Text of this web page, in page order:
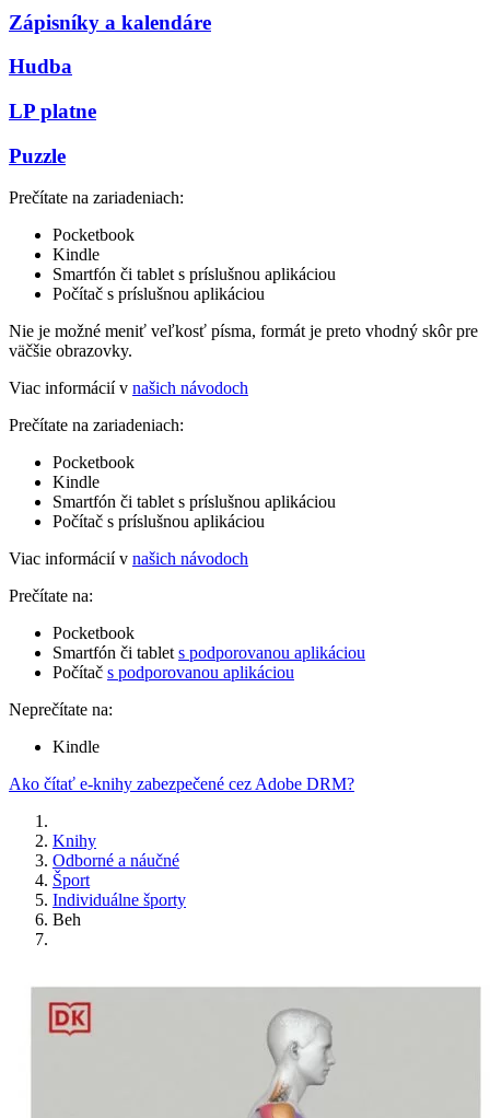
Zápisníky a kalendáre
Hudba
LP platne
Puzzle
Prečítate na zariadeniach:
Pocketbook
Kindle
Smartfón či tablet s príslušnou aplikáciou
Počítač s príslušnou aplikáciou
Nie je možné meniť veľkosť písma, formát je preto vhodný skôr pre
väčšie obrazovky.
Viac informácií v našich návodoch
Prečítate na zariadeniach:
Pocketbook
Kindle
Smartfón či tablet s príslušnou aplikáciou
Počítač s príslušnou aplikáciou
Viac informácií v našich návodoch
Prečítate na:
Pocketbook
Smartfón či tablet s podporovanou aplikáciou
Počítač s podporovanou aplikáciou
Neprečítate na:
Kindle
Ako čítať e-knihy zabezpečené cez Adobe DRM?
Knihy
Odborné a náučné
Šport
Individuálne športy
Beh